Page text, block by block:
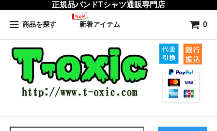
正規品バンドTシャツ通販専門店
商品を探す 新着アイテム 0